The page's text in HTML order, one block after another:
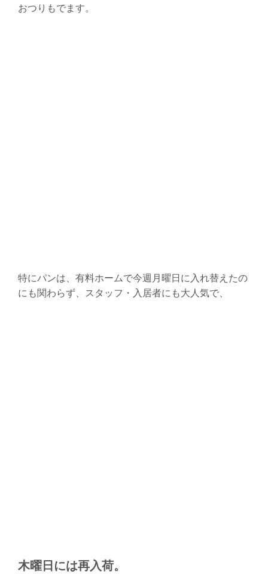
おつりもでます。
特にパンは、有料ホームで今週月曜日に入れ替えたの
にも関わらず、スタッフ・入居者にも大人気で、
木曜日には再入荷。